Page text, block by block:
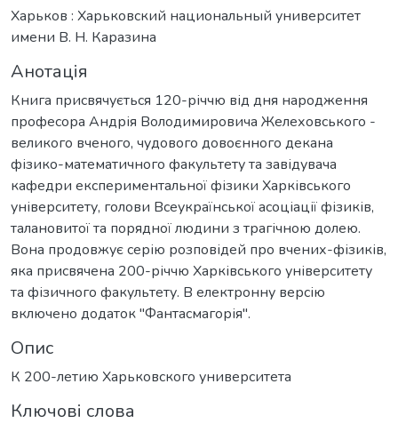
Харьков : Харьковский национальный университет
имени В. Н. Каразина
Анотація
Книга присвячується 120-річчю від дня народження
професора Андрія Володимировича Желеховського -
великого вченого, чудового довоєнного декана
фізико-математичного факультету та завідувача
кафедри експериментальної фізики Харківського
університету, голови Всеукраїнської асоціації фізиків,
талановитої та порядної людини з трагічною долею.
Вона продовжує серію розповідей про вчених-фізиків,
яка присвячена 200-річчю Харківського університету
та фізичного факультету. В електронну версію
включено додаток "Фантасмагорія".
Опис
К 200-летию Харьковского университета
Ключові слова